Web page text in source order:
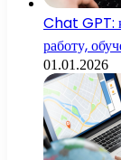
Chat GPT:
работу,
01.01.2026